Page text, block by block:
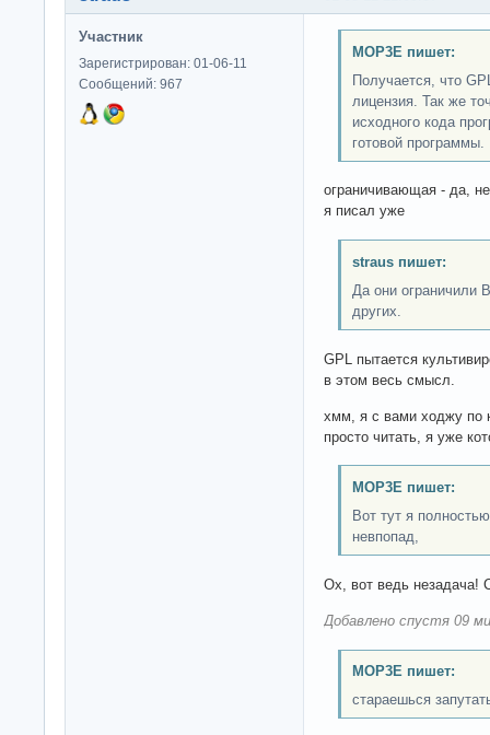
Участник
Зарегистрирован: 01-06-11
Сообщений: 967
MOP3E пишет:
Получается, что
лицензия. Так же
исходного кода
готовой программы.
ограничивающая - да,
я писал уже
straus пишет:
Да они ограничили
других.
GPL пытается
в этом весь смысл.
хмм, я с вами ходжу по
просто читать, я уже
MOP3E пишет:
Вот тут я
невпопад,
Ох, вот ведь незадача!
Добавлено спустя 09
MOP3E пишет:
стараешься